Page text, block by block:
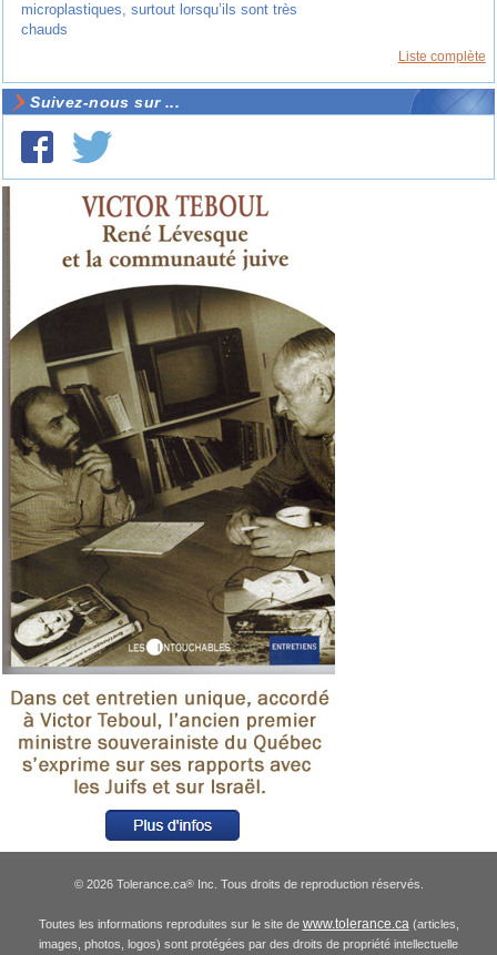
microplastiques, surtout lorsqu’ils sont très
chauds
Liste complète
Suivez-nous sur ...
© 2026 Tolerance.ca®Inc. Tous droits de reproduction réservés.
Toutes les informations reproduites sur le site de www.tolerance.ca(articles,
images, photos, logos) sont protégées par des droits de propriété intellectuelle